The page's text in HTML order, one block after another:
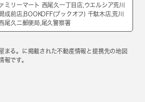
ァミリーマート 西尾久一丁目店,ウエルシア荒川
開成前店,BOOKOFF(ブックオフ) 千駄木店,荒川
尾久二郵便局,尾久警察署
まる。に掲載された不動産情報と提携先の地図
報です。